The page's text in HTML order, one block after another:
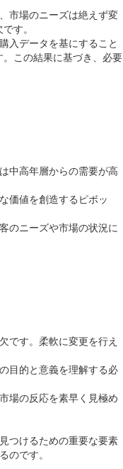
市場のニーズは絶えず変
す。
入データを基にすること
この結果に基づき、必要
中高年層からの需要が高
価値を創造するピボッ
のニーズや市場の状況に
です。柔軟に変更を行え
目的と意義を理解する必
場の反応を素早く見極め
つけるための重要な要素
です。